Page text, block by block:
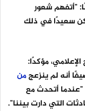
"أتفهم شعور
يكن سعيدًا في ذلك
مؤكدًا:
أنه لم ينزعجمن
أتحدث مع
التي دارت بيننا".